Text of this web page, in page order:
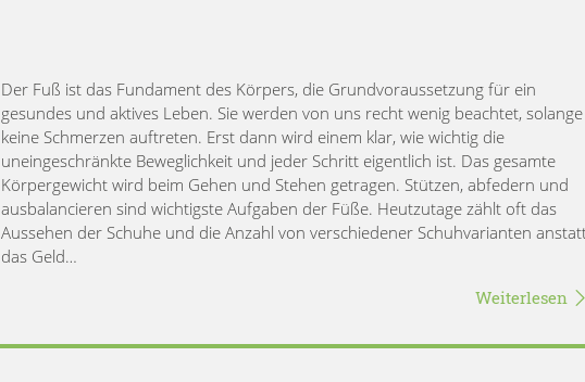
Der Fuß ist das Fundament des Körpers, die Grundvoraussetzung für ein
gesundes und aktives Leben. Sie werden von uns recht wenig beachtet, solange
keine Schmerzen auftreten. Erst dann wird einem klar, wie wichtig die
uneingeschränkte Beweglichkeit und jeder Schritt eigentlich ist. Das gesamte
Körpergewicht wird beim Gehen und Stehen getragen. Stützen, abfedern und
ausbalancieren sind wichtigste Aufgaben der Füße. Heutzutage zählt oft das
Aussehen der Schuhe und die Anzahl von verschiedener Schuhvarianten
das Geld…
Weiterlesen